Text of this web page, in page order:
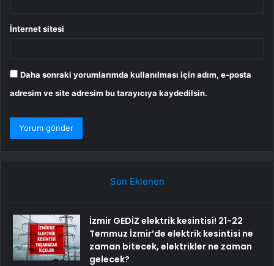
İnternet sitesi
Daha sonraki yorumlarımda kullanılması için adım, e-posta
adresim ve site adresim bu tarayıcıya kaydedilsin.
Son Eklenen
İzmir GEDİZ elektrik kesintisi! 21-22
Temmuz İzmir’de elektrik kesintisi ne
zaman bitecek, elektrikler ne zaman
gelecek?